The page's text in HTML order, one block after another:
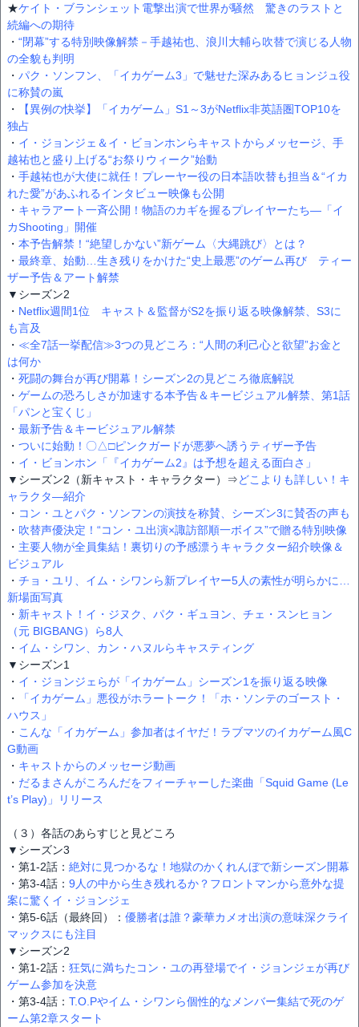
★ケイト・ブランシェット電撃出演で世界が騒然 驚きのラストと
続編への期待
・ “閉幕”する特別映像解禁－手越祐也、浪川大輔ら吹替で演じる人物
の全貌も判明
・ パク・ソンフン、「イカゲーム3」で魅せた深みあるヒョンジュ役
に称賛の嵐
・
【異例の快挙】「イカゲーム」S1～3がNetflix非英語圏TOP10を
独占
・ イ・ジョンジェ＆イ・ビョンホンらキャストからメッセージ、手
越祐也と盛り上げる“お祭りウィーク”始動
・ 手越祐也が大使に就任！プレーヤー役の日本語吹替も担当＆“イカ
れた愛”があふれるインタビュー映像も公開
・ キャラアート一斉公開！物語のカギを握るプレイヤーたち―「イ
カShooting」開催
・ 本予告解禁！“絶望しかない”新ゲーム〈大縄跳び〉とは？
・ 最終章、始動…生き残りをかけた“史上最悪”のゲーム再び ティー
ザー予告＆アート解禁
▼シーズン2
・ Netflix週間1位 キャスト＆監督がS2を振り返る映像解禁、S3に
も言及
・ ≪全7話一挙配信≫3つの見どころ：“人間の利己心と欲望”お金と
は何か
・ 死闘の舞台が再び開幕！シーズン2の見どころ徹底解説
・ ゲームの恐ろしさが加速する本予告＆キービジュアル解禁、第1話
「パンと宝くじ」
・ 最新予告＆キービジュアル解禁
・ ついに始動！〇△□ピンクガードが悪夢へ誘うティザー予告
・ イ・ビョンホン「『イカゲーム2』は予想を超える面白さ」
▼シーズン2（新キャスト・キャラクター）⇒どこよりも詳しい！キ
ャラクタ―紹介
・ コン・ユとパク・ソンフンの演技を称賛、シーズン3に賛否の声も
・ 吹替声優決定！“コン・ユ出演×諏訪部順一ボイス”で贈る特別映像
・ 主要人物が全員集結！裏切りの予感漂うキャラクター紹介映像＆
ビジュアル
・ チョ・ユリ、イム・シワンら新プレイヤー5人の素性が明らかに…
新場面写真
・ 新キャスト！イ・ジヌク、パク・ギュヨン、チェ・スンヒョン
（元 BIGBANG）ら8人
・ イム・シワン、カン・ハヌルらキャスティング
▼シーズン1
・ イ・ジョンジェらが「イカゲーム」シーズン1を振り返る映像
・
「イカゲーム」悪役がホラートーク！「ホ・ソンテのゴースト・
ハウス」
・ こんな「イカゲーム」参加者はイヤだ！ラブマツのイカゲーム風C
G動画
・ キャストからのメッセージ動画
・ だるまさんがころんだをフィーチャーした楽曲「Squid Game (Le
t’s Play)」リリース
（３）各話のあらすじと見どころ
▼シーズン3
・第1-2話： 絶対に見つかるな！地獄のかくれんぼで新シーズン開幕
・第3-4話： 9人の中から生き残れるか？フロントマンから意外な提
案に驚くイ・ジョンジェ
・第5-6話（最終回）： 優勝者は誰？豪華カメオ出演の意味深クライ
マックスにも注目
▼シーズン2
・第1-2話： 狂気に満ちたコン・ユの再登場でイ・ジョンジェが再び
ゲーム参加を決意
・第3-4話： T.O.Pやイム・シワンら個性的なメンバー集結で死のゲ
ーム第2章スタート